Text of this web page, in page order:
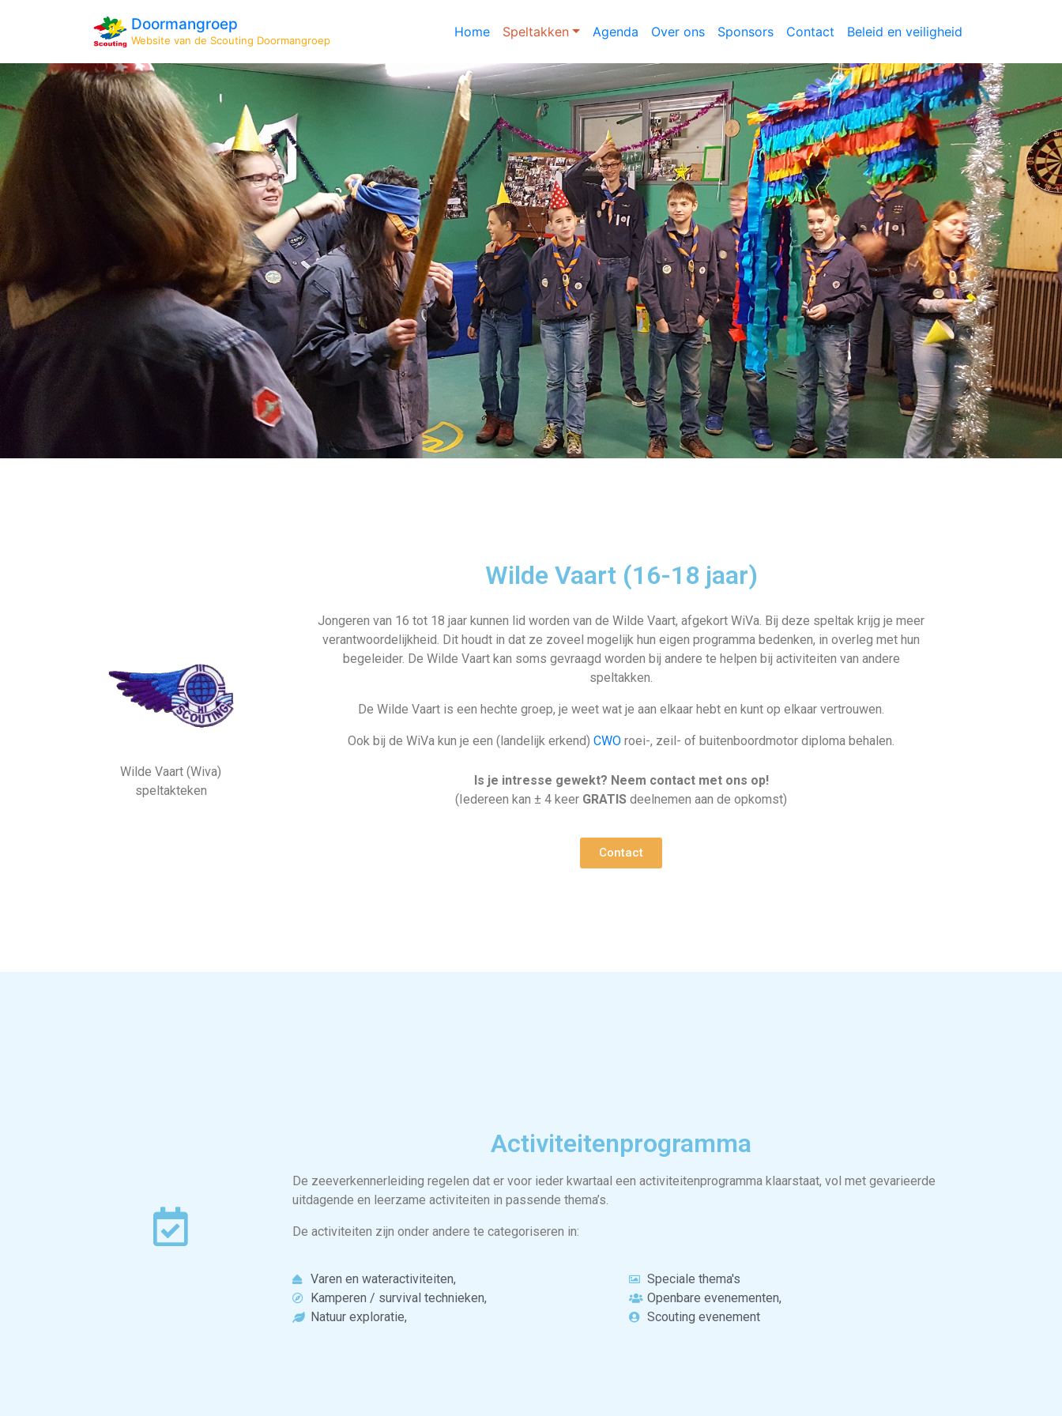
Doormangroep
Website van de Scouting Doormangroep
Home Speltakken Agenda Over ons Sponsors Contact Beleid en veiligheid
Wilde Vaart (Wiva)
speltakteken
Wilde Vaart (16-18 jaar)
Jongeren van 16 tot 18 jaar kunnen lid worden van de Wilde Vaart, afgekort WiVa. Bij deze speltak krijg je meer
verantwoordelijkheid. Dit houdt in dat ze zoveel mogelijk hun eigen programma bedenken, in overleg met hun
begeleider. De Wilde Vaart kan soms gevraagd worden bij andere te helpen bij activiteiten van andere
speltakken.
De Wilde Vaart is een hechte groep, je weet wat je aan elkaar hebt en kunt op elkaar vertrouwen.
Ook bij de WiVa kun je een (landelijk erkend) CWO roei-, zeil- of buitenboordmotor diploma behalen.
Is je intresse gewekt? Neem contact met ons op!
(Iedereen kan ± 4 keer GRATIS deelnemen aan de opkomst)
Contact
Activiteitenprogramma
De zeeverkennerleiding regelen dat er voor ieder kwartaal een activiteitenprogramma klaarstaat, vol met gevarieerde
uitdagende en leerzame activiteiten in passende thema’s.
De activiteiten zijn onder andere te categoriseren in:
Varen en wateractiviteiten,
Kamperen / survival technieken,
Natuur exploratie,
Speciale thema's
Openbare evenementen,
Scouting evenement